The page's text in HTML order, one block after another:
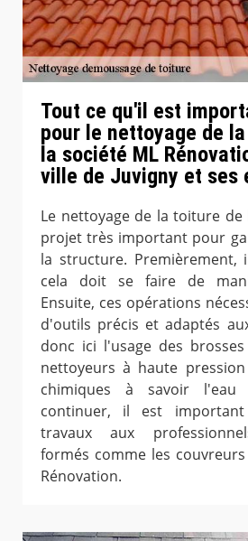
Tout ce qu'il est
pour le nettoyage de
la société ML
ville de Juvigny et ses
Le nettoyage de la toiture
projet très important pour
la structure.
cela doit se faire de
Ensuite, ces opérations
d'outils précis et adaptés
donc ici l'usage des
nettoyeurs à haute
chimiques à savoir
continuer, il est
travaux aux
formés comme les
Rénovation.